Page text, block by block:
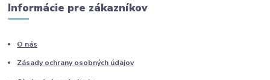
Informácie pre zákazníkov
O nás
Zásady ochrany osobných údajov